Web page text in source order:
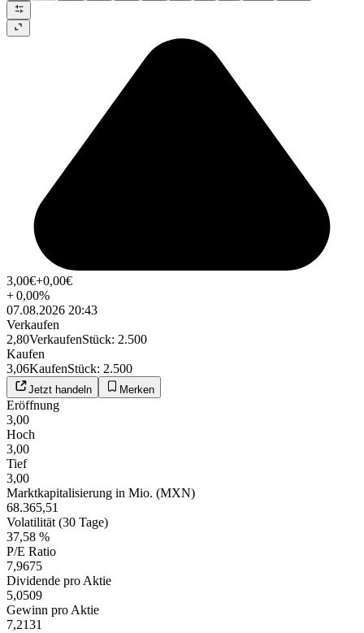
3,00€+0,00€
+0,00%
07.08.2026 20:43
Verkaufen
2,80VerkaufenStück: 2.500
Kaufen
3,06KaufenStück: 2.500
Jetzt handeln Merken
Eröffnung
3,00
Hoch
3,00
Tief
3,00
Marktkapitalisierung in Mio. (MXN)
68.365,51
Volatilität (30 Tage)
37,58 %
P/E Ratio
7,9675
Dividende pro Aktie
5,0509
Gewinn pro Aktie
7,2131